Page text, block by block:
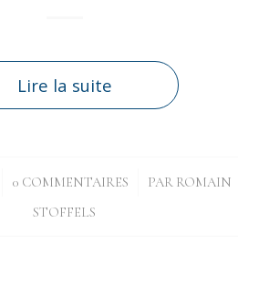
Lire la suite
0 COMMENTAIRES
/ PAR ROMAIN
STOFFELS